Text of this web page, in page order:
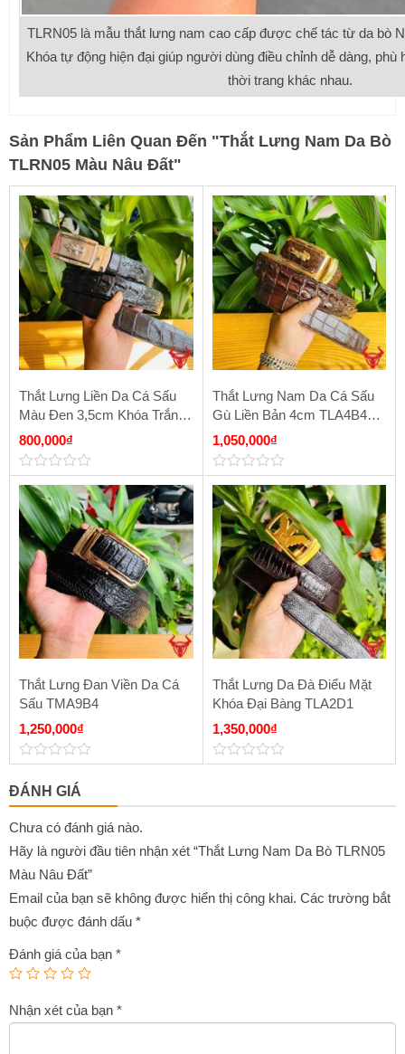
TLRN05 là mẫu thắt lưng nam cao cấp được chế tác từ da bò
Khóa tự động hiện đại giúp người dùng điều chỉnh dễ dàng,
thời trang khác nhau.
Sản Phẩm Liên Quan Đến "Thắt Lưng Nam Da Bò
TLRN05 Màu Nâu Đất"
Thắt Lưng Liền Da Cá Sấu
Màu Đen 3,5cm Khóa Trắng
Hợp Kim Cao Cấp
800,000₫
0
out
of
5
Thắt Lưng Nam Da Cá Sấu
Gù Liền Bản 4cm TLA4B4
Màu Nâu Đất
1,050,000₫
0
out
of
5
Thắt Lưng Đan Viền Da Cá
Sấu TMA9B4
1,250,000₫
0
out
of
5
Thắt Lưng Da Đà Điểu Mặt
Khóa Đại Bàng TLA2D1
1,350,000₫
0
5
ĐÁNH GIÁ
Chưa có đánh giá nào.
Hãy là người đầu tiên nhận xét “Thắt Lưng Nam Da Bò TLRN05
Màu Nâu Đất”
Email của bạn sẽ không được hiển thị công khai. Các trường bắt
buộc được đánh dấu *
Đánh giá của bạn *
Nhận xét của bạn *